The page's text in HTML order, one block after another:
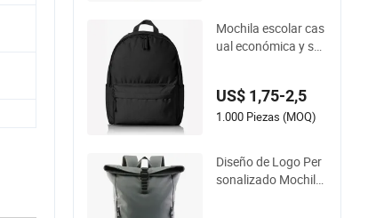
Mochila escolar cas
ual económica y sen
US$ 1,75-2,5
1.000 Piezas (MOQ)
Diseño de Logo Per
sonalizado Mochila